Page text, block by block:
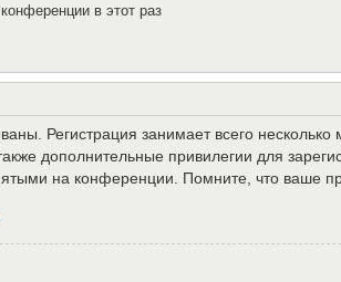
в этот раз
Регистрация занимает всего
дополнительные привилегии для
на конференции. Помните, что ваше